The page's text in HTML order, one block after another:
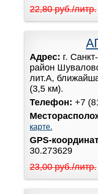
22,80 руб./литр.
Адрес: г.
район
лит.А,
(3,5 км).
Телефон: +7
карте.
GPS-
30.273629
23,00 руб./литр.